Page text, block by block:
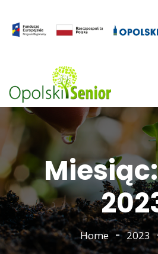
Home 2023